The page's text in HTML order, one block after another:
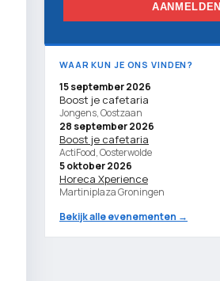
AANMELDEN
WAAR KUN JE ONS VINDEN?
15 september 2026
Boost je cafetaria
Jongens, Oostzaan
28 september 2026
Boost je cafetaria
ActiFood, Oosterwolde
5 oktober 2026
Horeca Xperience
Martiniplaza Groningen
Bekijk alle evenementen →